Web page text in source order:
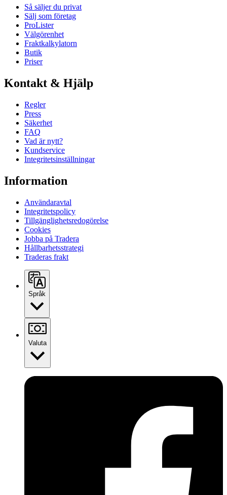
Så säljer du privat
Sälj som företag
ProLister
Välgörenhet
Fraktkalkylatorn
Butik
Priser
Kontakt & Hjälp
Regler
Press
Säkerhet
FAQ
Vad är nytt?
Kundservice
Integritetsinställningar
Information
Användaravtal
Integritetspolicy
Tillgänglighetsredogörelse
Cookies
Jobba på Tradera
Hållbarhetsstrategi
Traderas frakt
Språk
Valuta